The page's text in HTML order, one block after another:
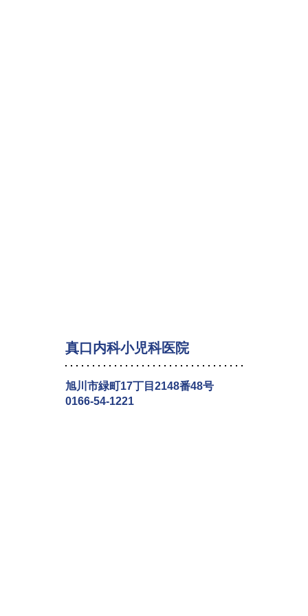
真口内科小児科医院
旭川市緑町17丁目2148番48号
0166-54-1221